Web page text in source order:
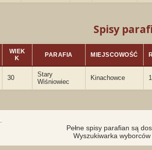
Spisy
WIEK
K
PARAFIA MIEJSCOWOŚĆ
30
Stary
Wiśniowiec
Kinachowce
Pełne spisy parafian są
Wyszukiwarka wyborców